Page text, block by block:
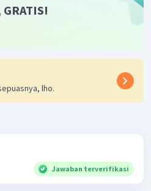
lho.
Jawaban terverifikasi